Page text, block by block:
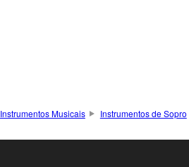
Instrumentos Musicais Instrumentos de Sopro